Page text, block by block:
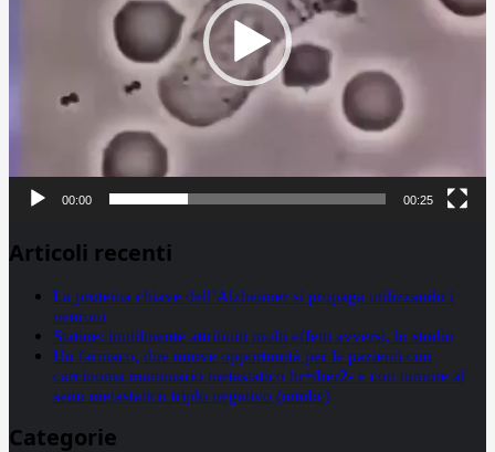
00:00 00:25
Articoli recenti
La proteina chiave dell’Alzheimer si propaga utilizzando i
neuroni
Statine: inutilmente attribuiti molti effetti avversi, lo studio
Un farmaco, due nuove opportunità per le pazienti con
carcinoma mammario metastatico hr+/her2- e con tumore al
seno metastatico triplo negativo (mtnbc)
Categorie